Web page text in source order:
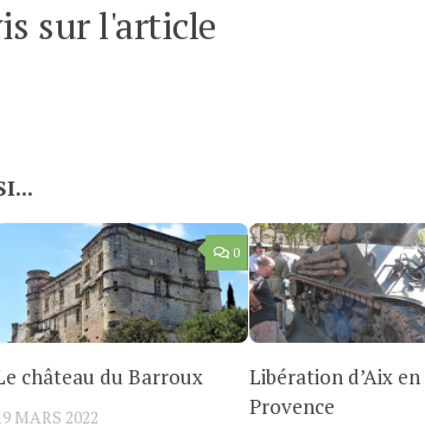
sur l'article
0
château du Barroux
MARS 2022
Libération d’Aix en
Provence